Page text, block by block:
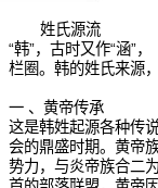
姓氏源流
“韩”，古时又作“涵”
栏圈。韩的姓氏来源
一 、黄帝传承
这是韩姓起源各种传
会的鼎盛时期。黄帝
势力，与炎帝族合二